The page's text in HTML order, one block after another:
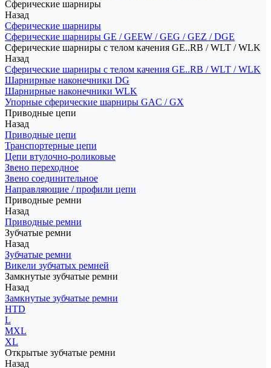
Сферические шарниры
Назад
Сферические шарниры
Сферические шарниры GE / GEEW / GEG / GEZ / DGE
Сферические шарниры с телом качения GE..RB / WLT / WLK
Назад
Сферические шарниры с телом качения GE..RB / WLT / WLK
Шарнирные наконечники DG
Шарнирные наконечники WLK
Упорные сферические шарниры GAC / GX
Приводные цепи
Назад
Приводные цепи
Транспортерные цепи
Цепи втулочно-роликовые
Звено переходное
Звено соединительное
Направляющие / профили цепи
Приводные ремни
Назад
Приводные ремни
Зубчатые ремни
Назад
Зубчатые ремни
Викели зубчатых ремней
Замкнутые зубчатые ремни
Назад
Замкнутые зубчатые ремни
HTD
L
MXL
XL
Открытые зубчатые ремни
Назад